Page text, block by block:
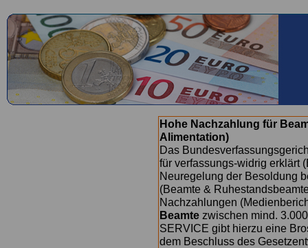
Hohe Nachzahlung für
Alimentation)
Das
für verfassungs-widrig erklärt
Neuregelung der Besoldung
(Beamte &
Nachzahlungen
Beamte zwischen mind.
SERVICE gibt hierzu eine
dem Beschluss des